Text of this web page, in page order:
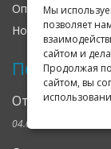
Мы
позволяет
сайтом и
Продолжая
сайтом, вы
Оплата
Новости
Последние
Открылся
04.09.2024